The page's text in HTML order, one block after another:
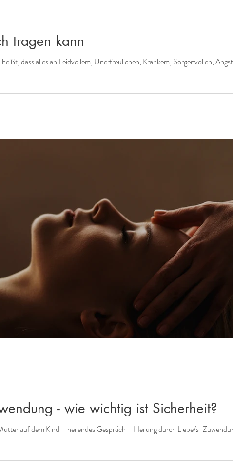
tragen kann
dass alles an Leidvollem, Unerfreulichen, Krankem, Sorgenvollen,
- wie wichtig ist Sicherheit?
auf dem Kind – heilendes Gespräch – Heilung durch Liebe/s-